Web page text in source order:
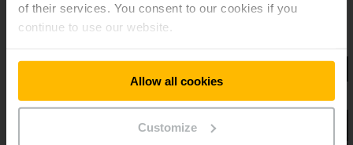
of their services. You consent to our cookies if you
continue to use our website.
Allow all cookies
Customize